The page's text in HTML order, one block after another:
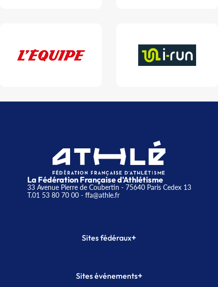
La Fédération Française d'Athlétisme
33 Avenue Pierre de Coubertin - 75640 Paris Cedex 13
T.01 53 80 70 00- ffa@athle.fr
Sites fédéraux+
Plateforme Formation
Sites événements+